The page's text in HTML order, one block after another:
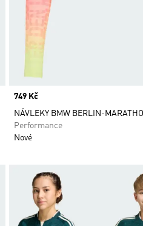
Price
749 Kč
NÁVLEKY BMW BERLIN-
Performance
Nové
Přidat do seznamu přání